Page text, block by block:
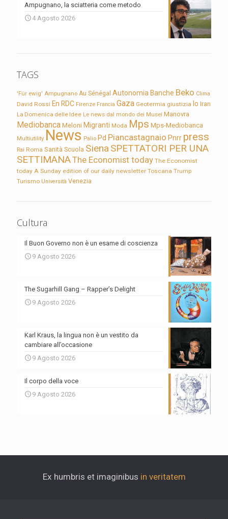
Ampugnano, la sciatteria come metodo
4 Agosto 2026
TAGS
'Für ewig' Ampugnano Au Sénégal Autonomia Banche Beko Clima
David Rossi En RDC Firenze Francia Gaza Geotermia giustizia Io Iran
La Domenica delle Idee Le news dal mondo dei Musei Manovra
Mediobanca Meloni Migranti Moda Mps Mps-Mediobanca
Multiutility News Palio Pd Piancastagnaio Pnrr press
Rai Roma Sanità Scuola Siena SPETTATORI PER UNA
SETTIMANAThe Economist today The Economist
today A Sunday edition of our daily newsletter Toscana Trump
Turismo Università Venezia
Cultura
Il Buon Governo non è un esame di coscienza
9 Agosto 2026
The Sugarhill Gang – Rapper’s Delight
9 Agosto 2026
Karl Kraus, la lingua non è un vestito da
cambiare all’occasione
9 Agosto 2026
Il corpo della voce
9 Agosto 2026
Ex humbris et imaginibus in veritatem